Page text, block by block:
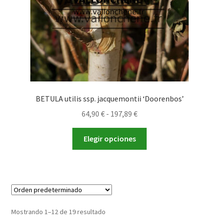
la
página
de
producto
BETULA utilis ssp. jacquemontii ‘Doorenbos’
64,90 € - 197,89 €Rango
desde
Elegir opciones
Mostrando 1–12 de 19 resultado